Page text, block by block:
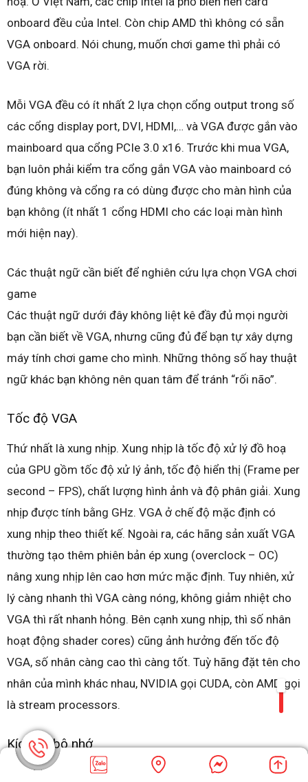
onboard đều của Intel. Còn chip AMD thì không có sẵn
VGA onboard. Nói chung, muốn chơi game thì phải có
VGA rời.
Mỗi VGA đều có ít nhất 2 lựa chọn cổng output trong số
các cổng display port, DVI, HDMI,… và VGA được gắn vào
mainboard qua cổng PCIe 3.0 x16. Trước khi mua VGA,
bạn luôn phải kiểm tra cổng gắn VGA vào mainboard có
đúng không và cổng ra có dùng được cho màn hình của
bạn không (ít nhất 1 cổng HDMI cho các loại màn hình
mới hiện nay).
Các thuật ngữ cần biết để nghiên cứu lựa chọn VGA chơi
game
Các thuật ngữ dưới đây không liệt kê đầy đủ mọi người
bạn cần biết về VGA, nhưng cũng đủ để bạn tự xây dựng
máy tính chơi game cho mình. Những thông số hay thuật
ngữ khác bạn không nên quan tâm để tránh “rối não”.
Tốc độ VGA
Thứ nhất là xung nhịp. Xung nhịp là tốc độ xử lý đồ hoạ
của GPU gồm tốc độ xử lý ảnh, tốc độ hiển thị (Frame per
second – FPS), chất lượng hình ảnh và độ phân giải. Xung
nhịp được tính bằng GHz. VGA ở chế độ mặc định có
xung nhịp theo thiết kế. Ngoài ra, các hãng sản xuất VGA
thường tạo thêm phiên bản ép xung (overclock – OC)
nâng xung nhịp lên cao hơn mức mặc định. Tuy nhiên, xử
lý càng nhanh thì VGA càng nóng, không giảm nhiệt cho
VGA thì rất nhanh hỏng. Bên cạnh xung nhịp, thì số nhân
hoạt động shader cores) cũng ảnh hưởng đến tốc độ
VGA, số nhân càng cao thì càng tốt. Tuỳ hãng đặt tên cho
nhân của mình khác nhau, NVIDIA gọi CUDA, còn AMD gọi
là stream processors.
Kích cỡ bộ nhớ
Đây là bộ nhớ được sử dụng bởi VGA dùng cho việc lưu